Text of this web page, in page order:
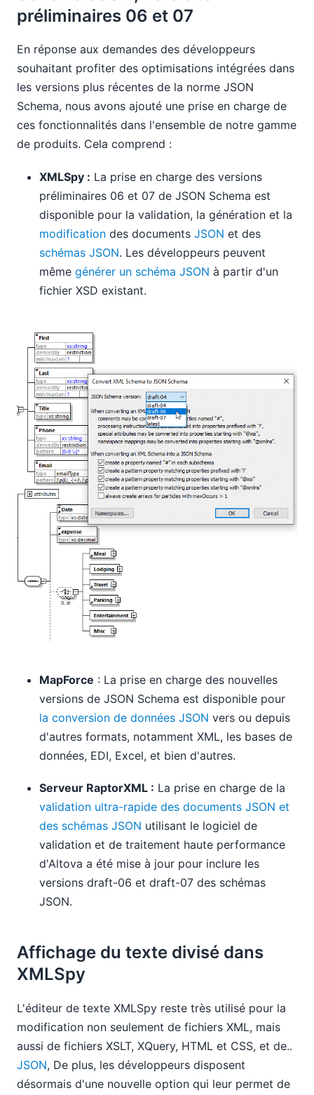
préliminaires 06 et 07
En réponse aux demandes des développeurs
souhaitant profiter des optimisations intégrées dans
les versions plus récentes de la norme JSON
Schema, nous avons ajouté une prise en charge de
ces fonctionnalités dans l'ensemble de notre gamme
de produits. Cela comprend :
XMLSpy : La prise en charge des versions
préliminaires 06 et 07 de JSON Schema est
disponible pour la validation, la génération et la
modification des documents JSON et des
schémas JSON. Les développeurs peuvent
même générer un schéma JSON à partir d'un
fichier XSD existant.
MapForce : La prise en charge des nouvelles
versions de JSON Schema est disponible pour
la conversion de données JSON vers ou depuis
d'autres formats, notamment XML, les bases de
données, EDI, Excel, et bien d'autres.
Serveur RaptorXML : La prise en charge de la
validation ultra-rapide des documents JSON et
des schémas JSON utilisant le logiciel de
validation et de traitement haute performance
d'Altova a été mise à jour pour inclure les
versions draft-06 et draft-07 des schémas
JSON.
Affichage du texte divisé dans
XMLSpy
L'éditeur de texte XMLSpy reste très utilisé pour la
modification non seulement de fichiers XML, mais
aussi de fichiers XSLT, XQuery, HTML et CSS, et de..
JSON, De plus, les développeurs disposent
désormais d'une nouvelle option qui leur permet de